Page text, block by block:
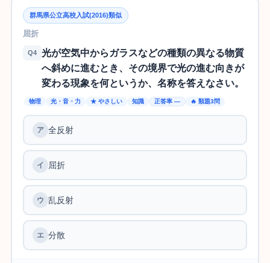
群馬県公立高校入試(2016)類似
屈折
Q4
光が空気中からガラスなどの種類の異なる物質
へ斜めに進むとき、その境界で光の進む向きが
変わる現象を何というか、名称を答えなさい。
物理 光・音・力 ★ やさしい 知識 正答率 — 🔥 類題3問
全反射
屈折
乱反射
分散